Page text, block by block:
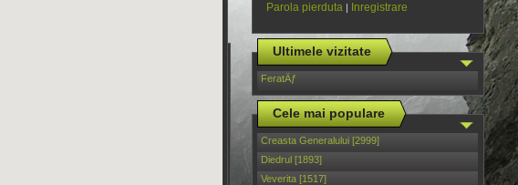
Parola pierduta | Inregistrare
Ultimele vizitate
FeratÄƒ
Cele mai populare
Creasta Generalului [2999]
Diedrul [1893]
Veverita [1517]